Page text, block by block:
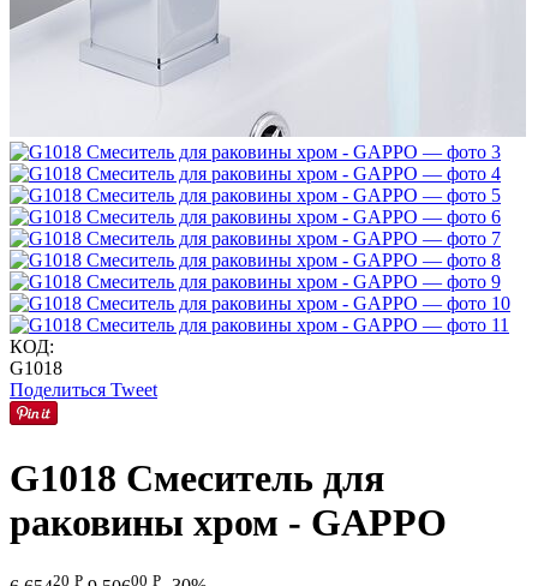
КОД:
G1018
Поделиться Tweet
G1018 Смеситель для
раковины хром - GAPPO
20 Р 00 Р